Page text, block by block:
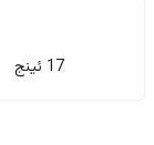
17 ئینج